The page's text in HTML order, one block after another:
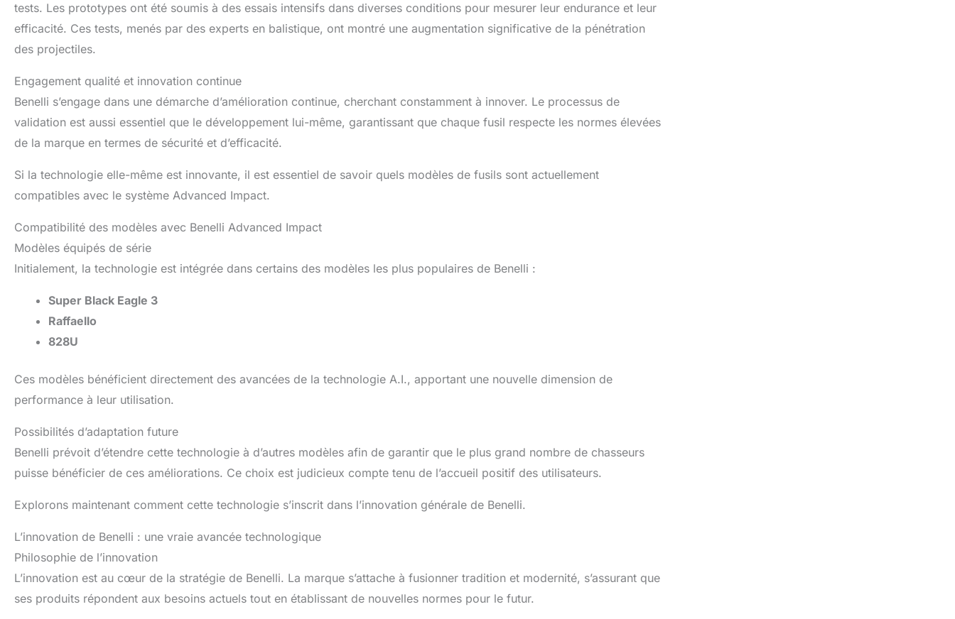
tests. Les prototypes ont été soumis à des essais intensifs dans diverses conditions pour mesurer leur endurance et leur
efficacité. Ces tests, menés par des experts en balistique, ont montré une augmentation significative de la pénétration
des projectiles.
Engagement qualité et innovation continue
Benelli s’engage dans une démarche d’amélioration continue, cherchant constamment à innover. Le processus de
validation est aussi essentiel que le développement lui-même, garantissant que chaque fusil respecte les normes élevées
de la marque en termes de sécurité et d’efficacité.
Si la technologie elle-même est innovante, il est essentiel de savoir quels modèles de fusils sont actuellement
compatibles avec le système Advanced Impact.
Compatibilité des modèles avec Benelli Advanced Impact
Modèles équipés de série
Initialement, la technologie est intégrée dans certains des modèles les plus populaires de Benelli :
Super Black Eagle 3
Raffaello
828U
Ces modèles bénéficient directement des avancées de la technologie A.I., apportant une nouvelle dimension de
performance à leur utilisation.
Possibilités d’adaptation future
Benelli prévoit d’étendre cette technologie à d’autres modèles afin de garantir que le plus grand nombre de chasseurs
puisse bénéficier de ces améliorations. Ce choix est judicieux compte tenu de l’accueil positif des utilisateurs.
Explorons maintenant comment cette technologie s’inscrit dans l’innovation générale de Benelli.
L’innovation de Benelli : une vraie avancée technologique
Philosophie de l’innovation
L’innovation est au cœur de la stratégie de Benelli. La marque s’attache à fusionner tradition et modernité, s’assurant que
ses produits répondent aux besoins actuels tout en établissant de nouvelles normes pour le futur.